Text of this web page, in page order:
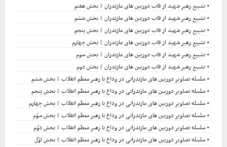
و
تشییع رهبر شهید از قاب دوربین های مازندران | بخش هفتم
تشییع رهبر شهید از قاب دوربین های مازندران | بخش ششم
تشییع رهبر شهید از قاب دوربین های مازندران | بخش پنجم
تشییع رهبر شهید از قاب دوربین های مازندران | بخش چهارم
تشییع رهبر شهید از قاب دوربین های مازندران | بخش سوم
تشییع رهبر شهید از قاب دوربین های مازندران | بخش دوم
سلسله تصاویر دوربین های مازندرانی در وداع با رهبر معظم انقلاب | بخش ششم
سلسله تصاویر دوربین های مازندرانی در وداع با رهبر معظم انقلاب | بخش پنجم
سلسله تصاویر دوربین های مازندرانی در وداع با رهبر معظم انقلاب | بخش چهارم
سلسله تصاویر دوربین های مازندرانی در وداع با رهبر معظم انقلاب | بخش سوّم
سلسله تصاویر دوربین های مازندرانی در وداع با رهبر معظم انقلاب | بخش دوّم
سلسله تصاویر دوربین های مازندرانی در وداع با رهبر معظم انقلاب | بخش اوّل